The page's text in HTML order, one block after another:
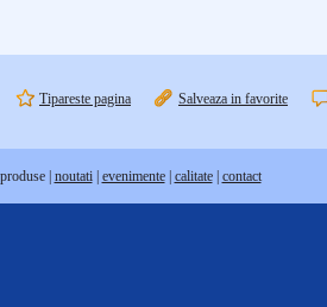
Tipareste pagina Salveaza in favorite
produse| noutati| evenimente| calitate| contact